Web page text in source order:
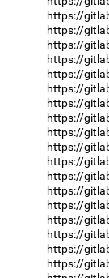
https://
https://
https://
https://
https://
https://
https://
https://
https://
https://
https://
https://
https://
https://
https://
https://
https://
https://